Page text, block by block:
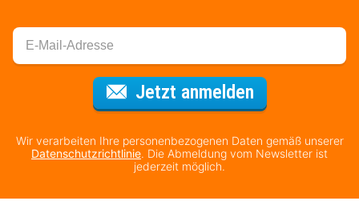
Jetzt anmeldenFür den
Wir verarbeiten Ihre personenbezogenen Daten gemäß unserer
Datenschutzrichtlinie. Die Abmeldung vom Newsletter ist
jederzeit möglich.